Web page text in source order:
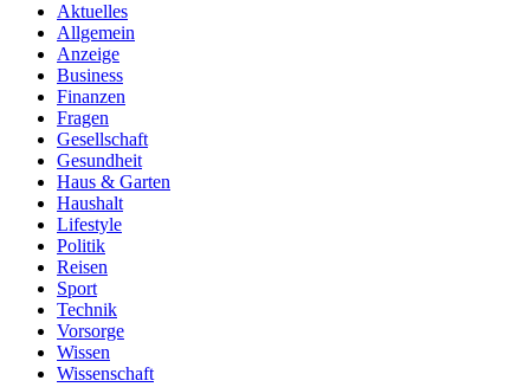
Aktuelles
Allgemein
Anzeige
Business
Finanzen
Fragen
Gesellschaft
Gesundheit
Haus & Garten
Haushalt
Lifestyle
Politik
Reisen
Sport
Technik
Vorsorge
Wissen
Wissenschaft